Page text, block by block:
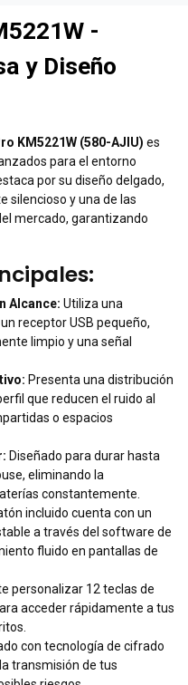
-
y Diseño
KM5221W (580-AJIU) es
para el entorno
por su diseño delgado,
silencioso y una de las
mercado, garantizando
Alcance: Utiliza una
receptor USB pequeño,
limpio y una señal
Presenta una distribución
que reducen el ruido al
o espacios
Diseñado para durar hasta
eliminando la
constantemente.
incluido cuenta con un
a través del software de
fluido en pantallas de
personalizar 12 teclas de
acceder rápidamente a tus
con tecnología de cifrado
transmisión de tus